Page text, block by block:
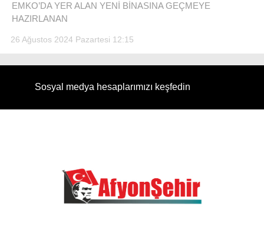
EMKO’DA YER ALAN YENİ BİNASINA GEÇMEYE
HAZIRLANAN
26 Ağustos 2024 Pazartesi 12:15
Sosyal medya hesaplarımızı keşfedin